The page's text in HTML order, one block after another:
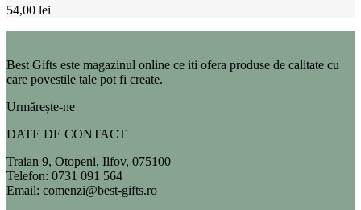
54,00 lei
Best Gifts este magazinul online ce iti ofera produse de calitate cu
care povestile tale pot fi create.
Urmărește-ne
DATE DE CONTACT
Traian 9, Otopeni, Ilfov, 075100
Telefon: 0731 091 564
Email: comenzi@best-gifts.ro